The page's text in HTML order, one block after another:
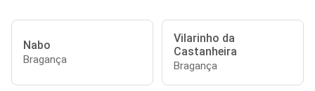
Nabo
Bragança
Vilarinho da
Castanheira
Bragança